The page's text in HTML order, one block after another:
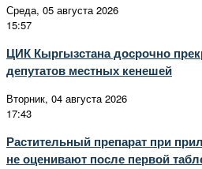
Среда, 05 августа 2026
15:57
ЦИК Кыргызстана досрочно
депутатов местных кенешей
Вторник, 04 августа 2026
17:43
Растительный препарат при
не оценивают после первой